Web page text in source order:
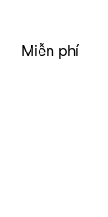
Miễn phí